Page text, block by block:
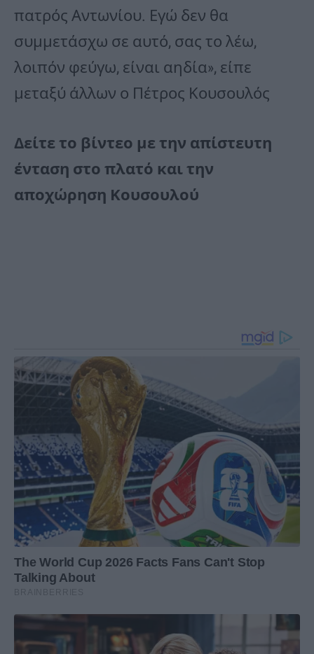
πατρός Αντωνίου. Εγώ δεν θα
συμμετάσχω σε αυτό, σας το λέω,
λοιπόν φεύγω, είναι αηδία», είπε
μεταξύ άλλων ο Πέτρος Κουσουλός
Δείτε το βίντεο με την απίστευτη
ένταση στο πλατό και την
αποχώρηση Κουσουλού